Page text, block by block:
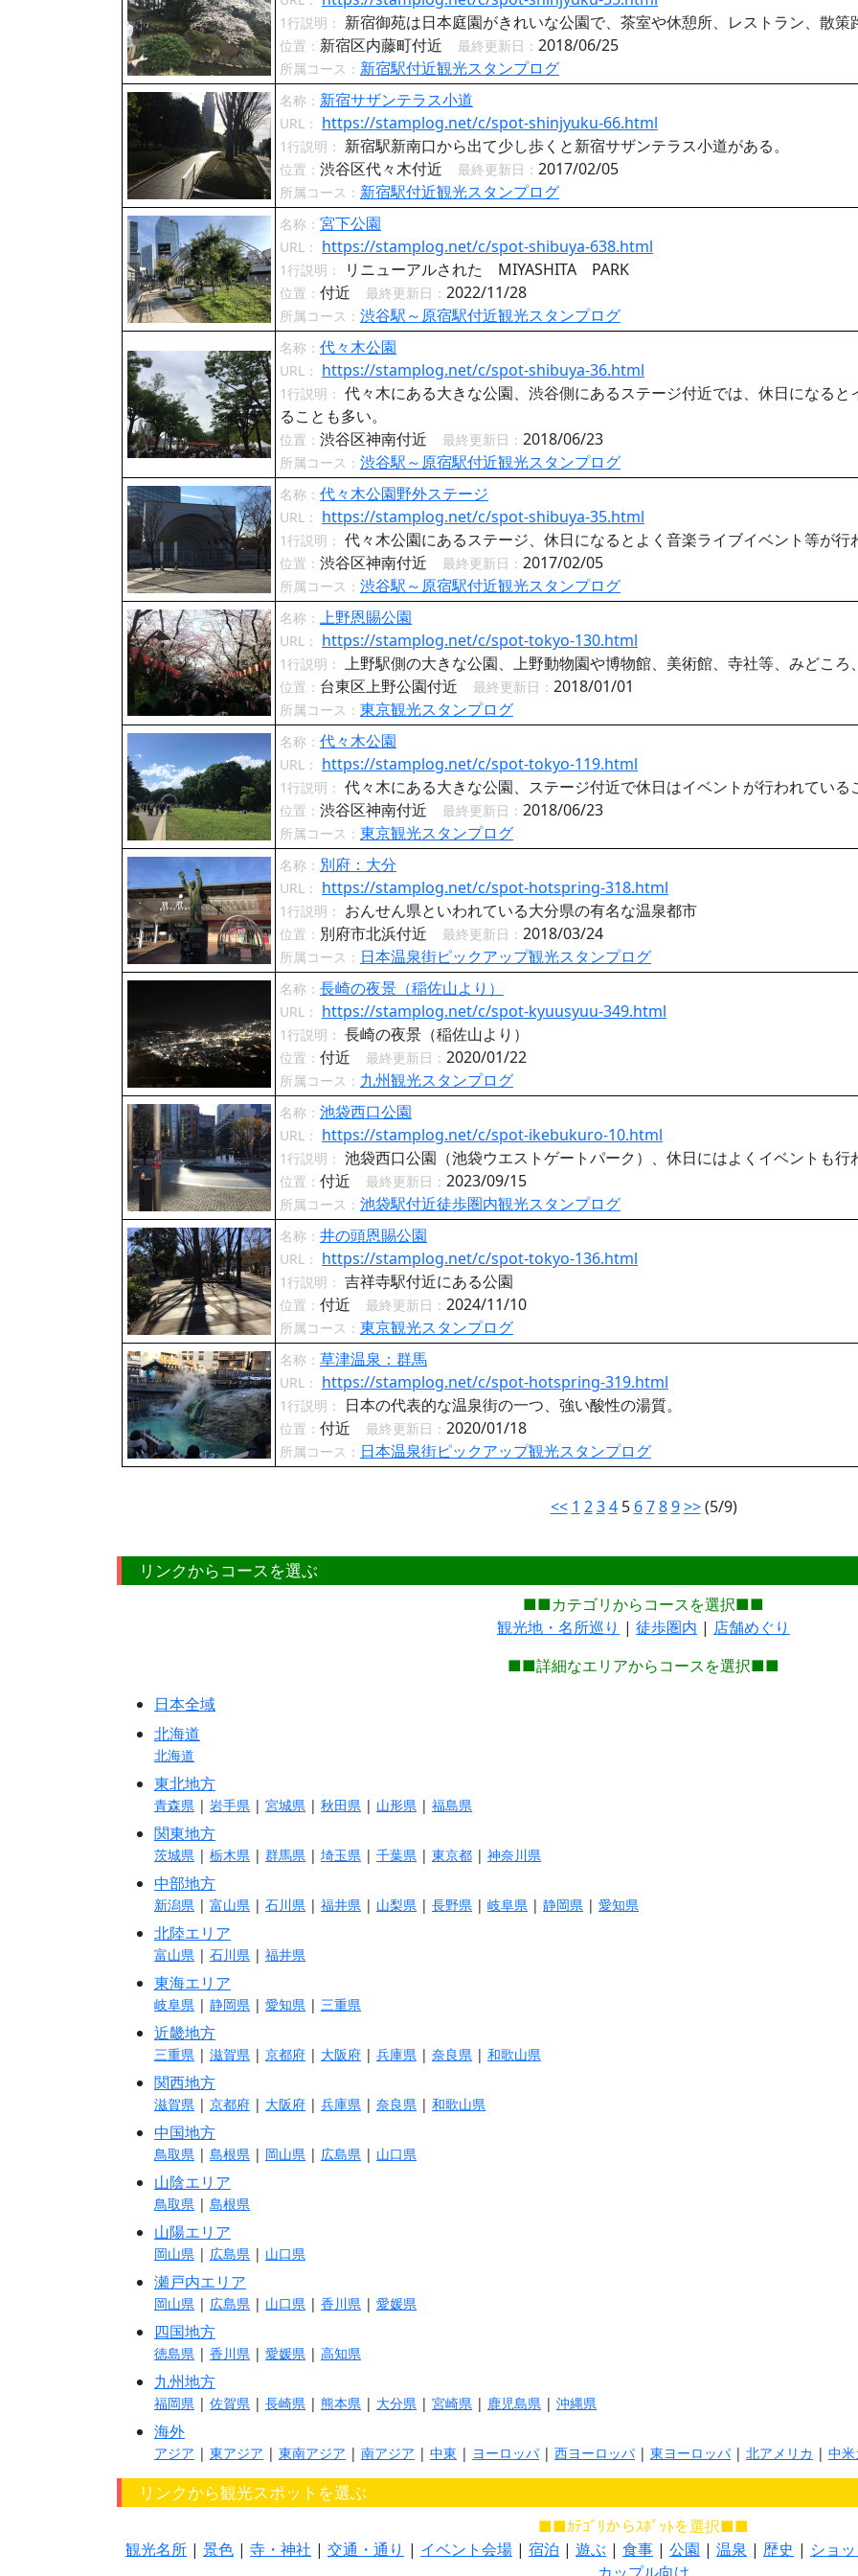
1行説明： 新宿御苑は日本庭園がきれいな公園で、茶室や休憩所、レストラン、散策
位置： 新宿区内藤町付近 最終更新日： 2018/06/25
所属コース： 新宿駅付近観光スタンプログ
名称： 新宿サザンテラス小道
URL： https://stamplog.net/c/spot-shinjyuku-66.html
1行説明： 新宿駅新南口から出て少し歩くと新宿サザンテラス小道がある。
位置： 渋谷区代々木付近 最終更新日： 2017/02/05
所属コース： 新宿駅付近観光スタンプログ
名称： 宮下公園
URL： https://stamplog.net/c/spot-shibuya-638.html
1行説明： リニューアルされた MIYASHITA PARK
位置： 付近 最終更新日： 2022/11/28
所属コース： 渋谷駅～原宿駅付近観光スタンプログ
名称： 代々木公園
URL： https://stamplog.net/c/spot-shibuya-36.html
1行説明： 代々木にある大きな公園、渋谷側にあるステージ付近では、休日になる
ることも多い。
位置： 渋谷区神南付近 最終更新日： 2018/06/23
所属コース： 渋谷駅～原宿駅付近観光スタンプログ
名称： 代々木公園野外ステージ
URL： https://stamplog.net/c/spot-shibuya-35.html
1行説明： 代々木公園にあるステージ、休日になるとよく音楽ライブイベント等が行
位置： 渋谷区神南付近 最終更新日： 2017/02/05
所属コース： 渋谷駅～原宿駅付近観光スタンプログ
名称： 上野恩賜公園
URL： https://stamplog.net/c/spot-tokyo-130.html
1行説明： 上野駅側の大きな公園、上野動物園や博物館、美術館、寺社等、みどころ
位置： 台東区上野公園付近 最終更新日： 2018/01/01
所属コース： 東京観光スタンプログ
名称： 代々木公園
URL： https://stamplog.net/c/spot-tokyo-119.html
1行説明： 代々木にある大きな公園、ステージ付近で休日はイベントが行われている
位置： 渋谷区神南付近 最終更新日： 2018/06/23
所属コース： 東京観光スタンプログ
名称： 別府：大分
URL： https://stamplog.net/c/spot-hotspring-318.html
1行説明： おんせん県といわれている大分県の有名な温泉都市
位置： 別府市北浜付近 最終更新日： 2018/03/24
所属コース： 日本温泉街ピックアップ観光スタンプログ
名称： 長崎の夜景（稲佐山より）
URL： https://stamplog.net/c/spot-kyuusyuu-349.html
1行説明： 長崎の夜景（稲佐山より）
位置： 付近 最終更新日： 2020/01/22
所属コース： 九州観光スタンプログ
名称： 池袋西口公園
URL： https://stamplog.net/c/spot-ikebukuro-10.html
1行説明： 池袋西口公園（池袋ウエストゲートパーク）、休日にはよくイベントも行
位置： 付近 最終更新日： 2023/09/15
所属コース： 池袋駅付近徒歩圏内観光スタンプログ
名称： 井の頭恩賜公園
URL： https://stamplog.net/c/spot-tokyo-136.html
1行説明： 吉祥寺駅付近にある公園
位置： 付近 最終更新日： 2024/11/10
所属コース： 東京観光スタンプログ
名称： 草津温泉：群馬
URL： https://stamplog.net/c/spot-hotspring-319.html
1行説明： 日本の代表的な温泉街の一つ、強い酸性の湯質。
位置： 付近 最終更新日： 2020/01/18
所属コース： 日本温泉街ピックアップ観光スタンプログ
<< 1 2 3 45 6 7 8 9 >>(5/9)
リンクからコースを選ぶ
■■カテゴリからコースを選択■■
観光地・名所巡り | 徒歩圏内 | 店舗めぐり
■■詳細なエリアからコースを選択■■
日本全域
北海道
北海道
東北地方
青森県 | 岩手県 | 宮城県 | 秋田県 | 山形県 | 福島県
関東地方
茨城県 | 栃木県 | 群馬県 | 埼玉県 | 千葉県 | 東京都 | 神奈川県
中部地方
新潟県 | 富山県 | 石川県 | 福井県 | 山梨県 | 長野県 | 岐阜県 | 静岡県 | 愛知県
北陸エリア
富山県 | 石川県 | 福井県
東海エリア
岐阜県 | 静岡県 | 愛知県 | 三重県
近畿地方
三重県 | 滋賀県 | 京都府 | 大阪府 | 兵庫県 | 奈良県 | 和歌山県
関西地方
滋賀県 | 京都府 | 大阪府 | 兵庫県 | 奈良県 | 和歌山県
中国地方
鳥取県 | 島根県 | 岡山県 | 広島県 | 山口県
山陰エリア
鳥取県 | 島根県
山陽エリア
岡山県 | 広島県 | 山口県
瀬戸内エリア
岡山県 | 広島県 | 山口県 | 香川県 | 愛媛県
四国地方
徳島県 | 香川県 | 愛媛県 | 高知県
九州地方
福岡県 | 佐賀県 | 長崎県 | 熊本県 | 大分県 | 宮崎県 | 鹿児島県 | 沖縄県
海外
アジア | 東アジア | 東南アジア | 南アジア | 中東 | ヨーロッパ | 西ヨーロッパ | 東ヨーロッパ | 北アメリカ | 中
リンクから観光スポットを選ぶ
■■ｶﾃｺﾞﾘからｽﾎﾟｯﾄを選択■■
観光名所 | 景色 | 寺・神社 | 交通・通り | イベント会場 | 宿泊 | 遊ぶ | 食事 | 公園 | 温泉 | 歴史 | ショ